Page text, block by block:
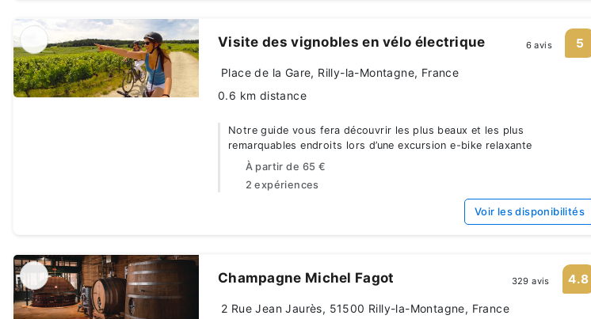
Visite des vignobles en vélo électrique 6 avis 5
Place de la Gare, Rilly-la-Montagne, France
0.6 km distance
Notre guide vous fera découvrir les plus beaux et les plus
remarquables endroits lors d’une excursion e-bike relaxante
À partir de 65 €
2 expériences
Voir les disponibilités
Champagne Michel Fagot 329 avis 4.8
2 Rue Jean Jaurès, 51500 Rilly-la-Montagne, France